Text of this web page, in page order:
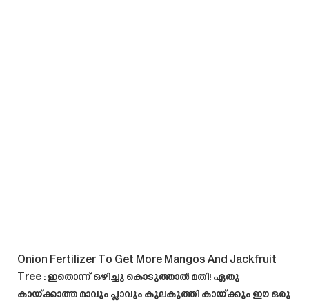
Onion Fertilizer To Get More Mangos And Jackfruit
Tree : ഇതൊന്ന് ഒഴിച്ചു കൊടുത്താൽ മതി! ഏതു
കായ്ക്കാത്ത മാവും പ്ലാവും കുലകുത്തി കായ്ക്കും ഈ ഒരു